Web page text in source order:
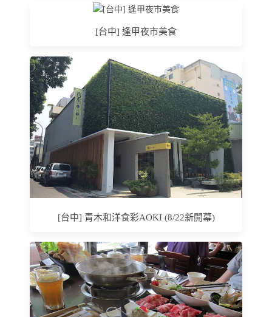
[台中] 逢甲夜市美食
[台中] 青木和洋食彩AOKI (8/22新開幕)